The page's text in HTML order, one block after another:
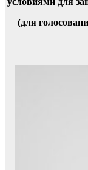
(для